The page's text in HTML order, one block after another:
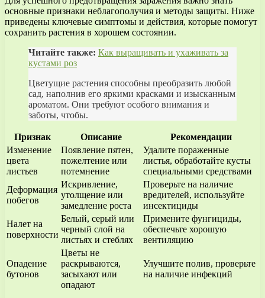
основные признаки неблагополучия и методы защиты. Ниже
приведены ключевые симптомы и действия, которые помогут
сохранить растения в хорошем состоянии.
Читайте также: Как выращивать и ухаживать за
кустами роз
Цветущие растения способны преобразить любой
сад, наполнив его яркими красками и изысканным
ароматом. Они требуют особого внимания и
заботы, чтобы.
Признак Описание
Рекомендации
Изменение
цвета
листьев
Появление пятен,
пожелтение или
потемнение
Удалите пораженные
листья, обработайте кусты
специальными средствами
Деформация
побегов
Искривление,
утолщение или
замедление роста
Проверьте на наличие
вредителей, используйте
инсектициды
Налет на
поверхности
Белый, серый или
черный слой на
листьях и стеблях
Примените фунгициды,
обеспечьте хорошую
вентиляцию
Опадение
бутонов
Цветы не
раскрываются,
засыхают или
опадают
Улучшите полив, проверьте
на наличие инфекций